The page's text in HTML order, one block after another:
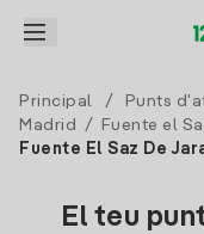
Principal / Punts
Madrid
/ Fuente el
Fuente El Saz De
El teu